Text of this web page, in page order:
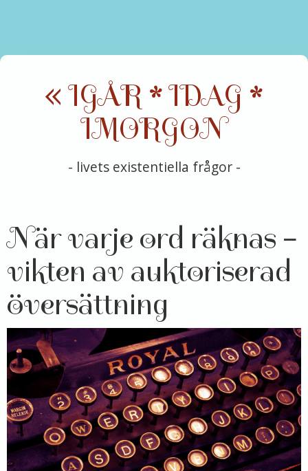
« IGÅR * IDAG *
IMORGON
- livets existentiella frågor -
När varje ord räknas –
vikten av auktoriserad
översättning